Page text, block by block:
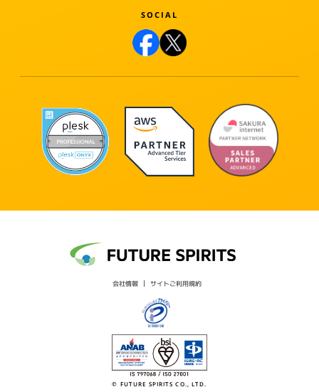
会社情報 サイトご利用規約
© FUTURE SPIRITS CO., LTD.